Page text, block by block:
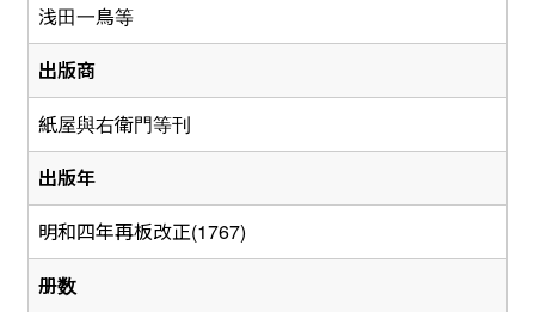
浅田一鳥等
出版商
紙屋與右衛門等刊
出版年
明和四年再板改正(1767)
册数